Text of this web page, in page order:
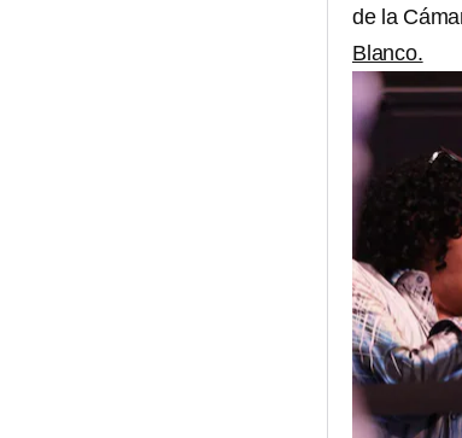
de la
Blanco.